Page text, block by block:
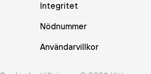
Integritet
Nödnummer
Användarvillkor